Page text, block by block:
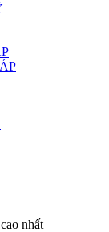
nhất